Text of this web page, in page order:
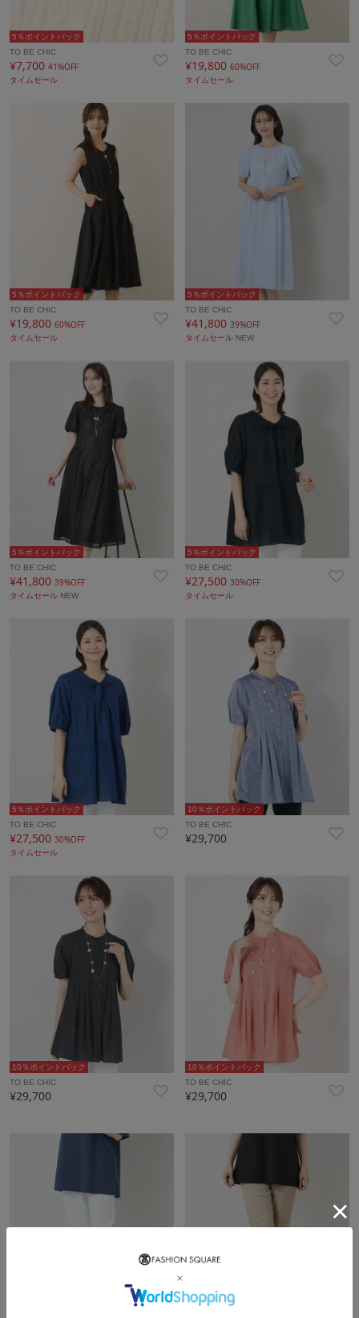
5％ポイントバック
TO BE CHIC
¥7,700 41%OFF
タイムセール
5％ポイントバック
TO BE CHIC
¥19,80060%OFF
タイムセール
5％ポイントバック
TO BE CHIC
¥19,800 60%OFF
タイムセール
5％ポイントバック
TO BE CHIC
¥41,80039%OFF
タイムセール NEW
5％ポイントバック
TO BE CHIC
¥41,800 39%OFF
タイムセール NEW
5％ポイントバック
TO BE CHIC
¥27,500 30%OFF
タイムセール
5％ポイントバック
TO BE CHIC
¥27,500 30%OFF
タイムセール
10％ポイントバック
TO BE CHIC
¥29,700
10％ポイントバック
TO BE CHIC
¥29,700
10％ポイントバック
TO BE CHIC
¥29,700